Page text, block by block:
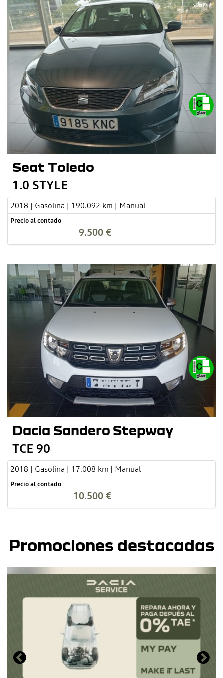
Seat Toledo
1.0 STYLE
2018 | Gasolina | 190.092 km | Manual
Precio al contado
9.500 €
Dacia Sandero Stepway
TCE 90
2018 | Gasolina | 17.008 km | Manual
Precio al contado
10.500 €
Promociones destacadas